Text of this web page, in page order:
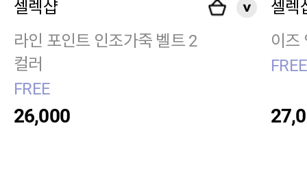
셀렉샵
라인 포인트 인조가죽 벨트 2
컬러
FREE
26,000
셀렉
이즈
FREE